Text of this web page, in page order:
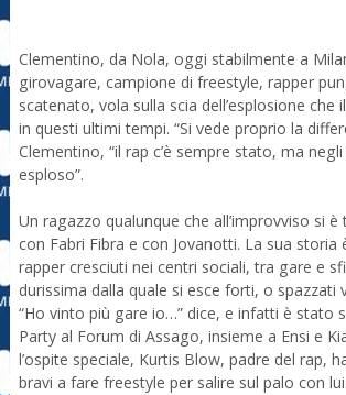
Clementino, da Nola, oggi stabilmente a
girovagare, campione di freestyle, rapper
scatenato, vola sulla scia dell’esplosione che
in questi ultimi tempi. “Si vede proprio la
Clementino, “il rap c’è sempre stato, ma
esploso”.
Un ragazzo qualunque che all’improvviso si
con Fabri Fibra e con Jovanotti. La sua storia
rapper cresciuti nei centri sociali, tra gare e
durissima dalla quale si esce forti, o spazzati
“Ho vinto più gare io…” dice, e infatti è stato
Party al Forum di Assago, insieme a Ensi e
l’ospite speciale, Kurtis Blow, padre del rap,
bravi a fare freestyle per salire sul palo con lui.